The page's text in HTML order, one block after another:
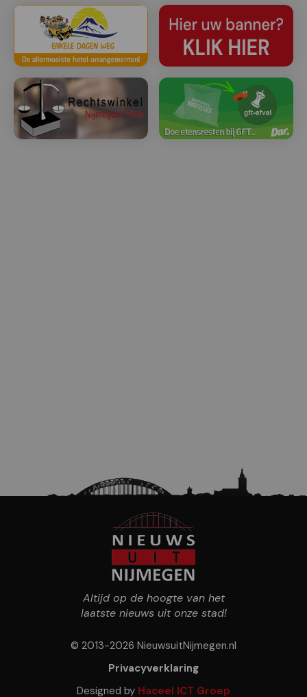
Altijd op de hoogte van het
laatste nieuws uit onze stad!
© 2013-2026 NieuwsuitNijmegen.nl
Privacyverklaring
Designed by Haceel ICT Groep